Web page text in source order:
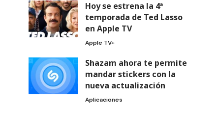
Hoy se estrena la 4ª
temporada de Ted Lasso
en Apple TV
Apple TV+
Shazam ahora te permite
mandar stickers con la
nueva actualización
Aplicaciones